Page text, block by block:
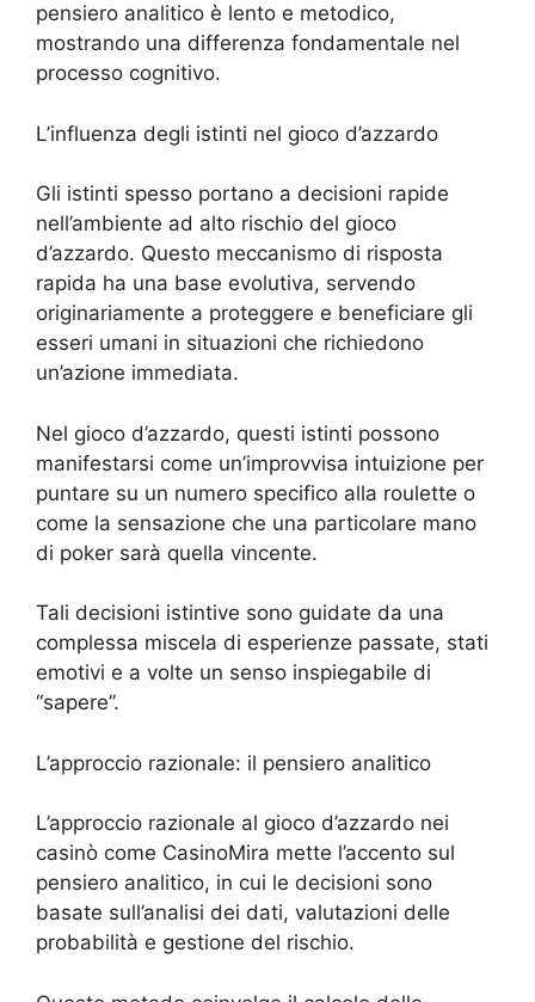
pensiero analitico è lento e metodico,
mostrando una differenza fondamentale nel
processo cognitivo.
L’influenza degli istinti nel gioco d’azzardo
Gli istinti spesso portano a decisioni rapide
nell’ambiente ad alto rischio del gioco
d’azzardo. Questo meccanismo di risposta
rapida ha una base evolutiva, servendo
originariamente a proteggere e beneficiare gli
esseri umani in situazioni che richiedono
un’azione immediata.
Nel gioco d’azzardo, questi istinti possono
manifestarsi come un’improvvisa intuizione per
puntare su un numero specifico alla roulette o
come la sensazione che una particolare mano
di poker sarà quella vincente.
Tali decisioni istintive sono guidate da una
complessa miscela di esperienze passate, stati
emotivi e a volte un senso inspiegabile di
“sapere”.
L’approccio razionale: il pensiero analitico
L’approccio razionale al gioco d’azzardo nei
casinò come CasinoMira mette l’accento sul
pensiero analitico, in cui le decisioni sono
basate sull’analisi dei dati, valutazioni delle
probabilità e gestione del rischio.